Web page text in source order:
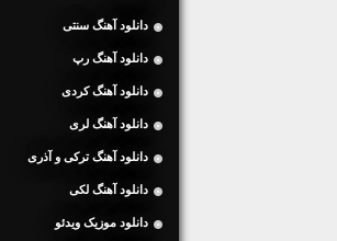
دانلود آهنگ سنتی
دانلود آهنگ رپ
دانلود آهنگ کردی
دانلود آهنگ لری
دانلود آهنگ ترکی و آذری
دانلود آهنگ لکی
دانلود موزیک ویدئو